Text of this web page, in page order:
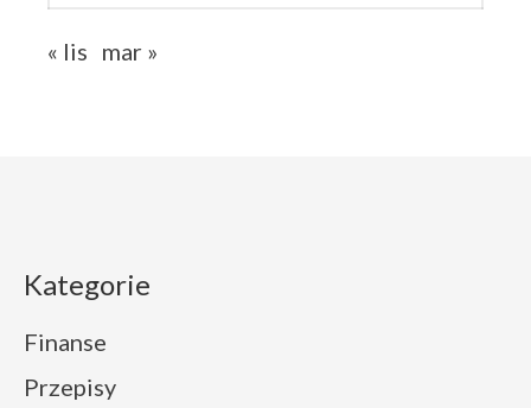
« lis mar »
Kategorie
Finanse
Przepisy